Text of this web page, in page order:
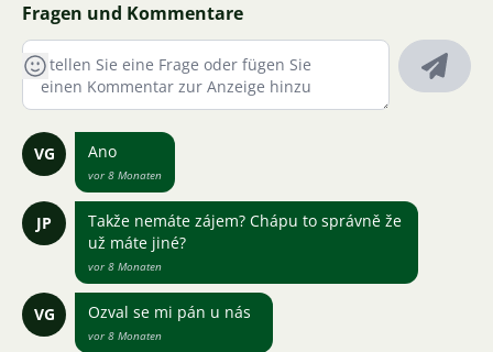
Fragen und Kommentare
VG Ano
vor 8 Monaten
JP
Takže nemáte zájem? Chápu to správně že
už máte jiné?
vor 8 Monaten
VG Ozval se mi pán u nás
vor 8 Monaten